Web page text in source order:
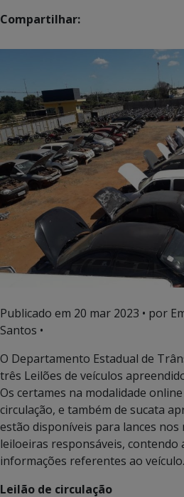
Compartilhar:
Publicado em 20 mar 2023 • por
Santos •
O Departamento Estadual de
três Leilões de veículos
Os certames na modalidade
circulação, e também de sucata
estão disponíveis para lances nos
leiloeiras responsáveis, contendo
informações referentes ao veículo.
Leilão de circulação